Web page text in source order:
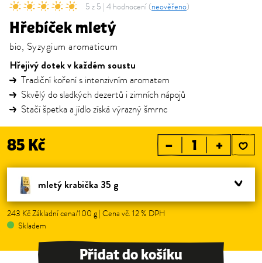
5 z 5 | 4 hodnocení (neověřeno)
Hřebíček mletý
bio, Syzygium aromaticum
Hřejivý dotek v každém soustu
Tradiční koření s intenzivním aromatem
Skvělý do sladkých dezertů i zimních nápojů
Stačí špetka a jídlo získá výrazný šmrnc
85 Kč – +
mletý krabička 35 g
243 Kč Základní cena/100 g | Cena vč. 12 % DPH
Skladem
Přidat do košíku